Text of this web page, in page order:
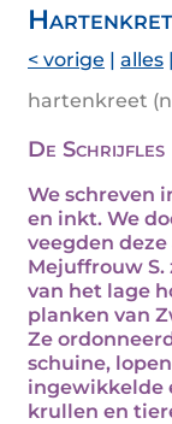
< vorige | alles |
hartenkreet
De Schrijfles
We schreven
en inkt. We
veegden
Mejuffrouw
van het lage
planken van
Ze
schuine,
ingewikkelde
krullen en